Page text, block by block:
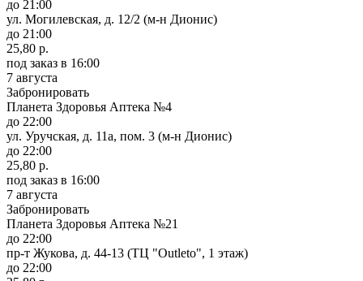
до 21:00
ул. Могилевская, д. 12/2 (м-н Дионис)
до 21:00
25,80 р.
под заказ в 16:00
7 августа
Забронировать
Планета Здоровья Аптека №4
до 22:00
ул. Уручская, д. 11а, пом. 3 (м-н Дионис)
до 22:00
25,80 р.
под заказ в 16:00
7 августа
Забронировать
Планета Здоровья Аптека №21
до 22:00
пр-т Жукова, д. 44-13 (ТЦ "Outleto", 1 этаж)
до 22:00